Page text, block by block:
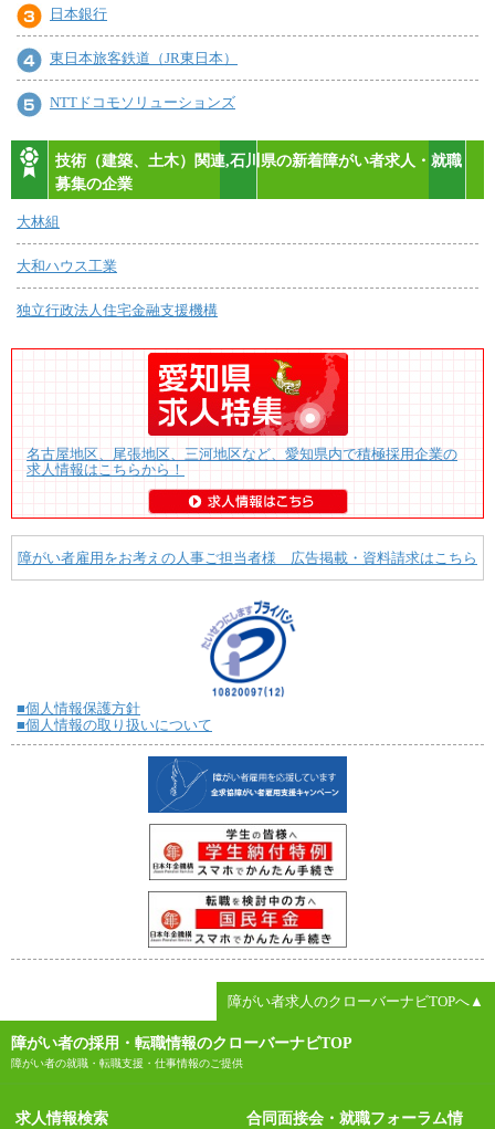
日本銀行
東日本旅客鉄道（JR東日本）
NTTドコモソリューションズ
技術（建築、土木）関連,石川県の新着障がい者求人・就職
募集の企業
大林組
大和ハウス工業
独立行政法人住宅金融支援機構
名古屋地区、尾張地区、三河地区など、愛知県内で積極採用企業の
求人情報はこちらから！
障がい者雇用をお考えの人事ご担当者様 広告掲載・資料請求はこちら
■個人情報保護方針
■個人情報の取り扱いについて
障がい者求人のクローバーナビTOPへ▲
障がい者の採用・転職情報のクローバーナビTOP
障がい者の就職・転職支援・仕事情報のご提供
求人情報検索
合同面接会・就職フォーラム情